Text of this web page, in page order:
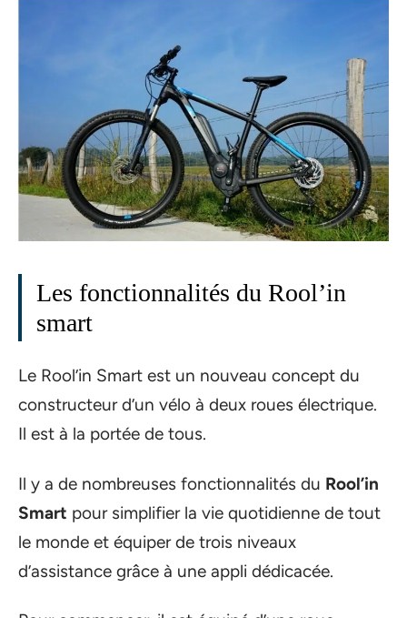
Les fonctionnalités du Rool’in
smart
Le Rool’in Smart est un nouveau concept du
constructeur d’un vélo à deux roues électrique.
Il est à la portée de tous.
Il y a de nombreuses fonctionnalités du Rool’in
Smart pour simplifier la vie quotidienne de tout
le monde et équiper de trois niveaux
d’assistance grâce à une appli dédicacée.